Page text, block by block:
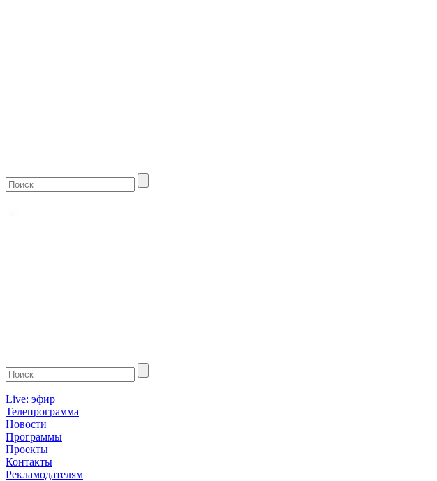
Live: эфир
Телепрограмма
Новости
Программы
Проекты
Контакты
Рекламодателям